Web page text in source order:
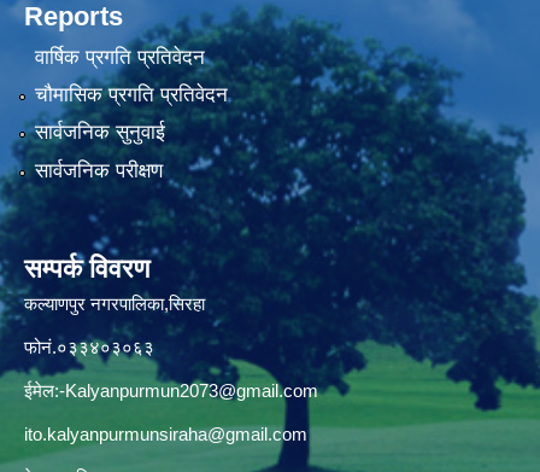
Reports
वार्षिक प्रगति प्रतिवेदन
चौमासिक प्रगति प्रतिवेदन
सार्वजनिक सुनुवाई
सार्वजनिक परीक्षण
सम्पर्क विवरण
कल्याणपुर नगरपालिका,सिरहा
फोनं.०३३४०३०६३
ईमेल:-Kalyanpurmun2073@gmail.com
ito.kalyanpurmunsiraha@gmail.com